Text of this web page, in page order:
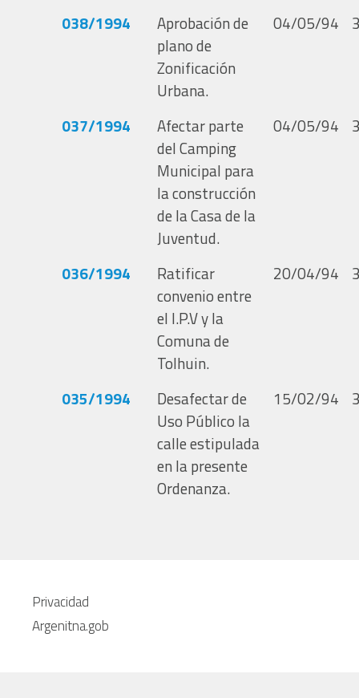
038/1994
Aprobación de
plano de
Zonificación
Urbana.
04/05/94
037/1994
Afectar parte
del Camping
Municipal para
la construcción
de la Casa de la
Juventud.
04/05/94
036/1994
Ratificar
convenio entre
el I.P.V y la
Comuna de
Tolhuin.
20/04/94
035/1994
Desafectar de
Uso Público la
calle estipulada
en la presente
Ordenanza.
15/02/94
Privacidad
Argenitna.gob